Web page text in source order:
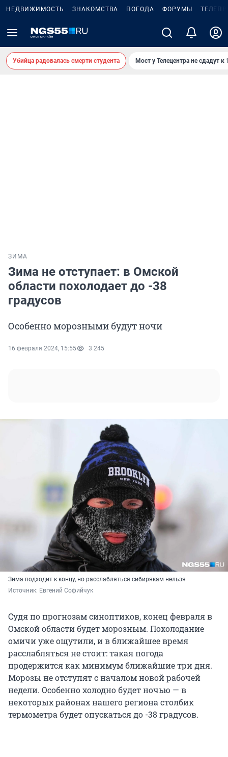
НЕДВИЖИМОСТЬ ЗНАКОМСТВА ПОГОДА ФОРУМЫ
Убийца радовалась смерти студента Мост у Телецентра не сдадут к
ЗИМА
Зима не отступает: в Омской
области похолодает до -38
градусов
Особенно морозными будут ночи
16 февраля 2024, 15:55 3 245
Зима подходит к концу, но расслабляться сибирякам нельзя
Источник: Евгений Софийчук
Судя по прогнозам синоптиков, конец февраля в
Омской области будет морозным. Похолодание
омичи уже ощутили, и в ближайшее время
расслабляться не стоит: такая погода
продержится как минимум ближайшие три дня.
Морозы не отступят с началом новой рабочей
недели. Особенно холодно будет ночью — в
некоторых районах нашего региона столбик
термометра будет опускаться до -38 градусов.